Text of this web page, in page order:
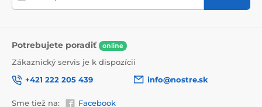
Potrebujete poradiť online
Zákaznický servis je k dispozícii
+421 222 205 439
info@nostre.sk
Sme tiež na: Facebook